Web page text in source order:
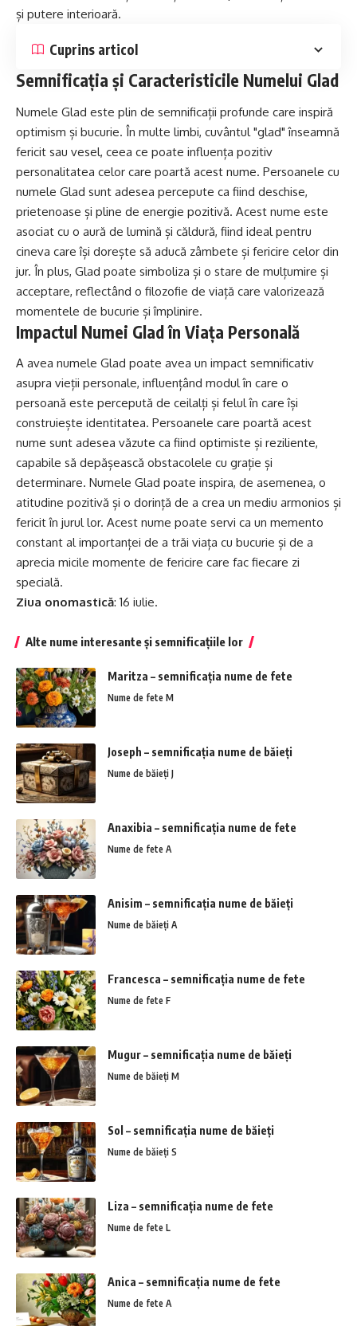
și putere interioară.
Cuprins articol
Semnificația și Caracteristicile Numelui Glad
Numele Glad este plin de semnificații profunde care inspiră
optimism și bucurie. În multe limbi, cuvântul "glad" înseamnă
fericit sau vesel, ceea ce poate influența pozitiv
personalitatea celor care poartă acest nume. Persoanele cu
numele Glad sunt adesea percepute ca fiind deschise,
prietenoase și pline de energie pozitivă. Acest nume este
asociat cu o aură de lumină și căldură, fiind ideal pentru
cineva care își dorește să aducă zâmbete și fericire celor din
jur. În plus, Glad poate simboliza și o stare de mulțumire și
acceptare, reflectând o filozofie de viață care valorizează
momentele de bucurie și împlinire.
Impactul Numei Glad în Viața Personală
A avea numele Glad poate avea un impact semnificativ
asupra vieții personale, influențând modul în care o
persoană este percepută de ceilalți și felul în care își
construiește identitatea. Persoanele care poartă acest
nume sunt adesea văzute ca fiind optimiste și reziliente,
capabile să depășească obstacolele cu grație și
determinare. Numele Glad poate inspira, de asemenea, o
atitudine pozitivă și o dorință de a crea un mediu armonios și
fericit în jurul lor. Acest nume poate servi ca un memento
constant al importanței de a trăi viața cu bucurie și de a
aprecia micile momente de fericire care fac fiecare zi
specială.
Ziua onomastică: 16 iulie.
Alte nume interesante și semnificațiile lor
Maritza – semnificația nume de fete
Nume de fete M
Joseph – semnificația nume de băieți
Nume de băieți J
Anaxibia – semnificația nume de fete
Nume de fete A
Anisim – semnificația nume de băieți
Nume de băieți A
Francesca – semnificația nume de fete
Nume de fete F
Mugur – semnificația nume de băieți
Nume de băieți M
Sol – semnificația nume de băieți
Nume de băieți S
Liza – semnificația nume de fete
Nume de fete L
Anica – semnificația nume de fete
Nume de fete A